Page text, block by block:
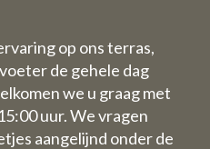
op ons terras,
de gehele dag
we u graag met
uur. We vragen
aangelijnd onder de